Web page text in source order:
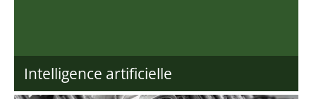
Intelligence artificielle